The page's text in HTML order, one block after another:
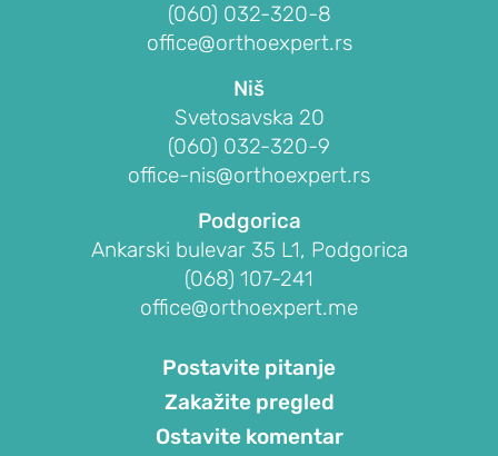
adhezivni
Nestabilnost
(060) 032-320-8
office@orthoexpert.rs
Niš
Svetosavska 20
(060) 032-320-9
office-nis@orthoexpert.rs
Podgorica
Ankarski bulevar 35 L1, Podgorica
(068) 107-241
office@orthoexpert.me
Postavite pitanje
Zakažite pregled
Ostavite komentar